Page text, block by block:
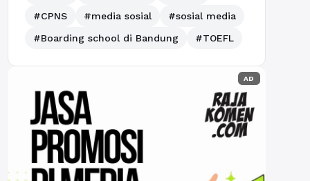
#CPNS
#media sosial
#sosial media
#Boarding school di Bandung
#TOEFL
AD